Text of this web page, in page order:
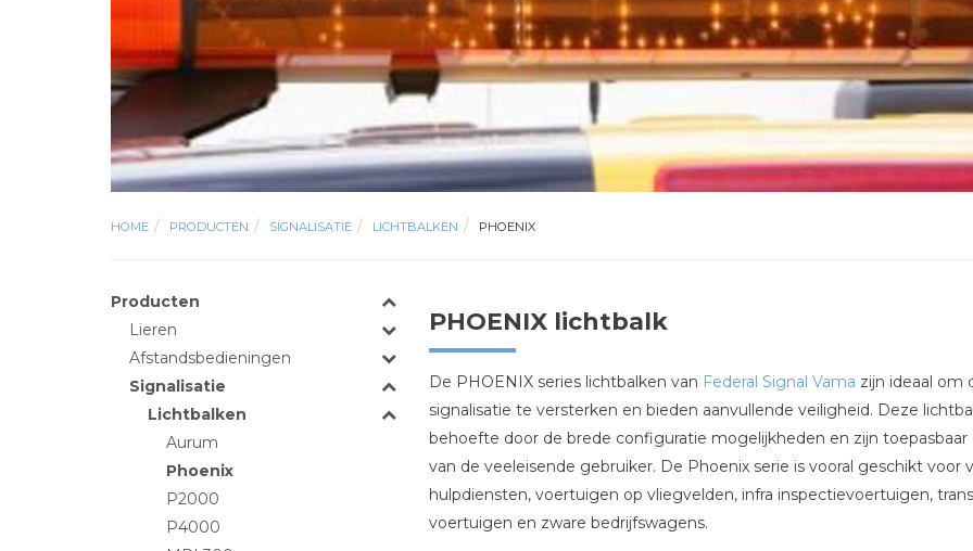
HOME PRODUCTEN SIGNALISATIE LICHTBALKEN PHOENIX
Producten
Lieren
Afstandsbedieningen
Signalisatie
Lichtbalken
Aurum
Phoenix
P2000
P4000
PHOENIX lichtbalk
De PHOENIX series lichtbalken van Federal Signal Vama zijn ideaal om
signalisatie te versterken en bieden aanvullende veiligheid. Deze
behoefte door de brede configuratie mogelijkheden en zijn toepasbaar
van de veeleisende gebruiker. De Phoenix serie is vooral geschikt voor
hulpdiensten, voertuigen op vliegvelden, infra inspectievoertuigen,
voertuigen en zware bedrijfswagens.